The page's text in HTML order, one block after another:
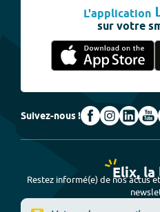
L'application
sur votre
Suivez-nous !
Elix,
Restez informé(e) de nos actus